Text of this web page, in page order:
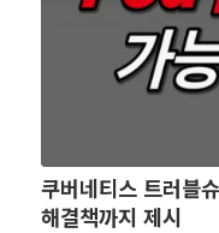
쿠버네티스 트러블
해결책까지 제시